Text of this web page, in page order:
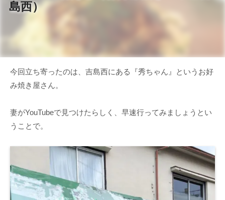
島西）
今回立ち寄ったのは、吉島西にある『秀ちゃん』というお好
み焼き屋さん。
妻がYouTubeで見つけたらしく、早速行ってみましょうとい
うことで。